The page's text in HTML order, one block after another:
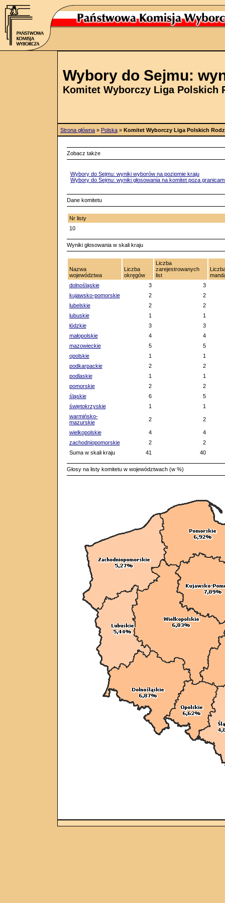
Wybory do Sejmu:
Komitet Wyborczy Liga Polskich
Strona główna » Polska » Komitet Wyborczy Liga Polskich
Zobacz także
Wybory do Sejmu: wyniki wyborów na poziomie kraju
Wybory do Sejmu: wyniki głosowania na komitet poza
Dane komitetu
Nr listy
10
Wyniki głosowania w skali kraju
Nazwa
województwa
Liczba
okręgów
Liczba
zarejestrowanych
list
dolnośląskie
3
3
kujawsko-pomorskie
2
2
lubelskie
2
2
lubuskie
1
1
łódzkie
3
3
małopolskie
4
4
mazowieckie
5
5
opolskie
1
1
podkarpackie
2
2
podlaskie
1
1
pomorskie
2
2
śląskie
6
5
świętokrzyskie
1
1
warmińsko-
mazurskie
2 2
wielkopolskie 4
4
zachodniopomorskie
2
2
Suma w skali kraju
41 40
Głosy na listy komitetu w województwach (w %)